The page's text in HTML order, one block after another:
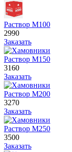
Раствор М100
2990
Заказать
Раствор М150
3160
Заказать
Раствор М200
3270
Заказать
Раствор М250
3500
Заказать